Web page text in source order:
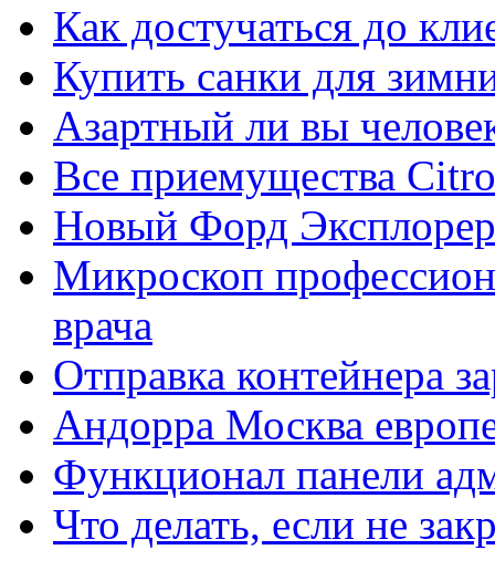
Как достучаться до
Купить санки для
Азартный ли вы
Все приемущества
Новый Форд
Микроскоп
врача
Отправка контейнера
Андорра Москва
Функционал панели
Что делать, если не